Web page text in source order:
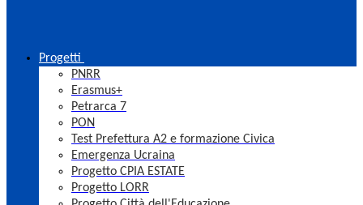
Progetti
PNRR
Erasmus+
Petrarca 7
PON
Test Prefettura A2 e formazione Civica
Emergenza Ucraina
Progetto CPIA ESTATE
Progetto LORR